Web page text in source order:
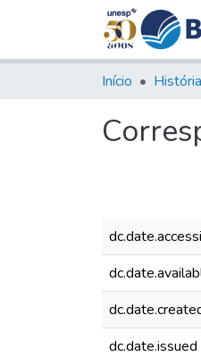
Início
dc.date.issued